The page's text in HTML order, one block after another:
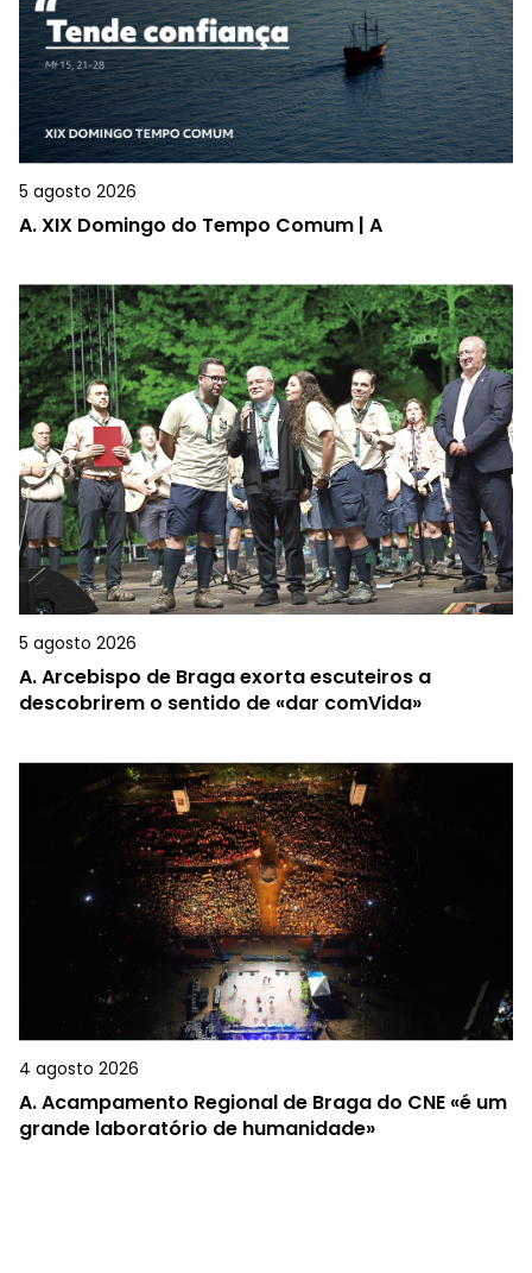
5 agosto 2026
A.XIX Domingo do Tempo Comum | A
5 agosto 2026
A.Arcebispo de Braga exorta escuteiros a
descobrirem o sentido de «dar comVida»
4 agosto 2026
A.Acampamento Regional de Braga do CNE «é um
grande laboratório de humanidade»